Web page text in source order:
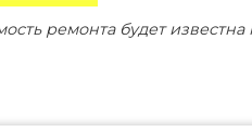
ремонта будет известна